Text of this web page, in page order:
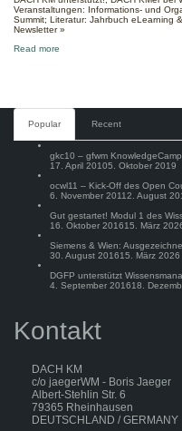
Veranstaltungen: Informations- und
Summit; Literatur: Jahrbuch eLearning
Newsletter »
Read more
Popular Recent
gkc10 – gfwm
17. April 20105. Oktober 2019
ocwl11 – Kick-Off des Open
6. November 20112. August
Gut gestartet! Modul 1 des
16. Oktober 201615. März
Siemens & Wien:
30. August 201615. März 2026
DGFP unterstützt
4. September 201618.
Kontakt
DACH KM
c/o jaegerWM - Boris Jaeger
Albert-Stehlin Str. 6
79365 Rheinhausen
DEUTSCHLAND / GERMANY